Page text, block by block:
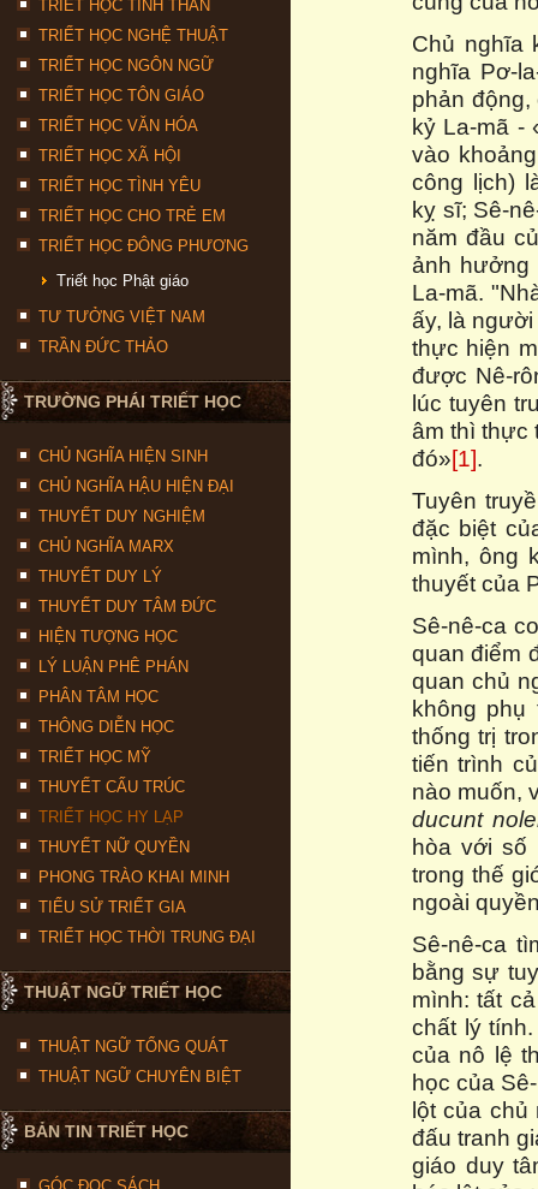
TRIẾT HỌC TINH THẦN
TRIẾT HỌC NGHỆ THUẬT
TRIẾT HỌC NGÔN NGỮ
TRIẾT HỌC TÔN GIÁO
TRIẾT HỌC VĂN HÓA
TRIẾT HỌC XÃ HỘI
TRIẾT HỌC TÌNH YÊU
TRIẾT HỌC CHO TRẺ EM
TRIẾT HỌC ĐÔNG PHƯƠNG
Triết học Phật giáo
TƯ TƯỞNG VIỆT NAM
TRẦN ĐỨC THẢO
TRƯỜNG PHÁI TRIẾT HỌC
CHỦ NGHĨA HIỆN SINH
CHỦ NGHĨA HẬU HIỆN ĐẠI
THUYẾT DUY NGHIỆM
CHỦ NGHĨA MARX
THUYẾT DUY LÝ
THUYẾT DUY TÂM ĐỨC
HIỆN TƯỢNG HỌC
LÝ LUẬN PHÊ PHÁN
PHÂN TÂM HỌC
THÔNG DIỄN HỌC
TRIẾT HỌC MỸ
THUYẾT CẤU TRÚC
TRIẾT HỌC HY LẠP
THUYẾT NỮ QUYỀN
PHONG TRÀO KHAI MINH
TIỂU SỬ TRIẾT GIA
TRIẾT HỌC THỜI TRUNG ĐẠI
THUẬT NGỮ TRIẾT HỌC
THUẬT NGỮ TỔNG QUÁT
THUẬT NGỮ CHUYÊN BIỆT
BẢN TIN TRIẾT HỌC
Chủ nghĩa
nghĩa Pơ-
phản
kỷ La-mã -
vào
công lịch)
kỵ sĩ; Sê-
năm đầu
ảnh hưởng
La-mã.
ấy, là
thực hiện
được Nê-
lúc tuyên
âm thì thực
đó»[1].
Tuyên
đặc biệt
mình, ông
thuyết của
Sê-nê-ca
quan điểm
quan chủ
không phụ
thống trị
tiến trình
nào muốn,
ducunt
hòa với số
trong thế
ngoài
Sê-nê-ca
bằng sự
mình: tất
chất lý
của nô lệ
học của
lột của chủ
đấu tranh
giáo duy